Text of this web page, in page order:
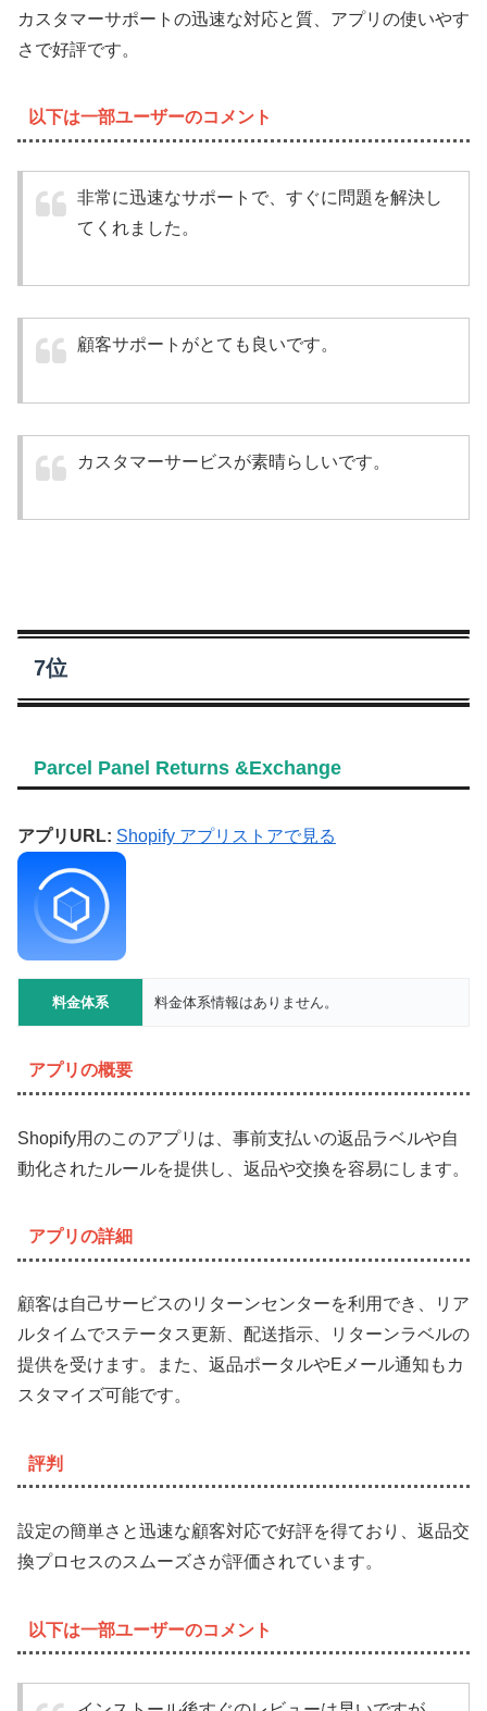
カスタマーサポートの迅速な対応と質、アプリの使いやす
さで好評です。
以下は一部ユーザーのコメント
非常に迅速なサポートで、すぐに問題を解決し
てくれました。
顧客サポートがとても良いです。
カスタマーサービスが素晴らしいです。
7位
Parcel Panel Returns &Exchange
アプリURL: Shopify アプリストアで見る
料金体系 料金体系情報はありません。
アプリの概要
Shopify用のこのアプリは、事前支払いの返品ラベルや自
動化されたルールを提供し、返品や交換を容易にします。
アプリの詳細
顧客は自己サービスのリターンセンターを利用でき、リア
ルタイムでステータス更新、配送指示、リターンラベルの
提供を受けます。また、返品ポータルやEメール通知もカ
スタマイズ可能です。
評判
設定の簡単さと迅速な顧客対応で好評を得ており、返品交
換プロセスのスムーズさが評価されています。
以下は一部ユーザーのコメント